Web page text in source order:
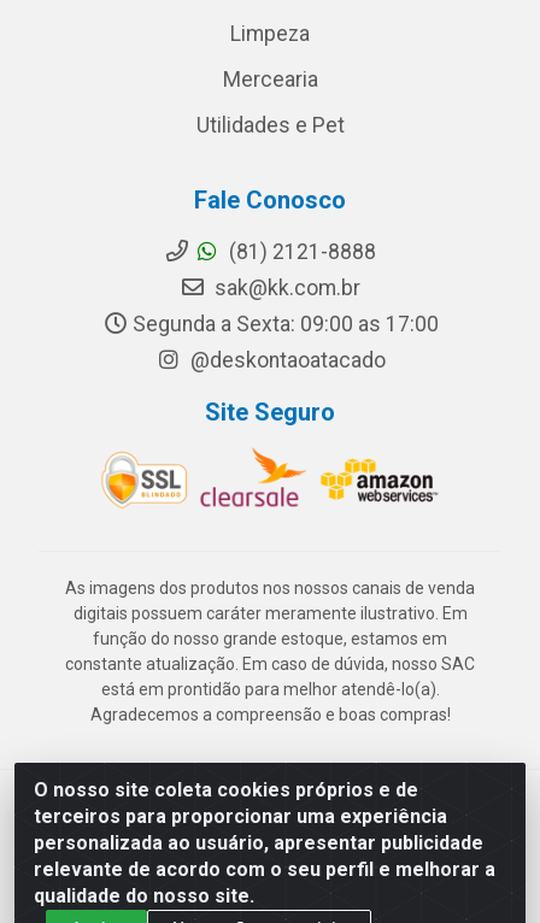
O nosso site coleta cookies próprios e de
terceiros para proporcionar uma experiência
personalizada ao usuário, apresentar publicidade
relevante de acordo com o seu perfil e melhorar a
qualidade do nosso site.
Limpeza
Mercearia
Utilidades e Pet
Fale Conosco
(81) 2121-8888
sak@kk.com.br
Segunda a Sexta: 09:00 as 17:00
@deskontaoatacado
Site Seguro
As imagens dos produtos nos nossos canais de venda
digitais possuem caráter meramente ilustrativo. Em
função do nosso grande estoque, estamos em
constante atualização. Em caso de dúvida, nosso SAC
está em prontidão para melhor atendê-lo(a).
Agradecemos a compreensão e boas compras!
Deskontão Atacado - Av. Marechal Mascarenhas de Morais, 2471 -
Imbiribeira - Recife/PE - CEP 51.150-001 - CNPJ 24.150.377/0003-
57